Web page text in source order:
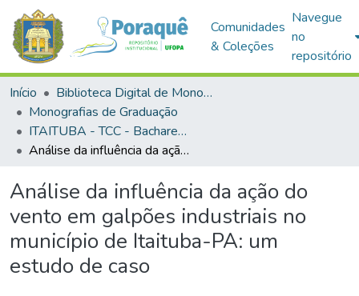
Comunidades
& Coleções
Navegue
no
repositório
Início
Biblioteca Digital de Monografias (BDM)
Monografias de Graduação
ITAITUBA - TCC - Bacharelado em Engenharia Civil
Análise da influência da ação do vento em galpões industriais no município de Itaituba-PA: um estudo de caso
Análise da influência da ação do
vento em galpões industriais no
município de Itaituba-PA: um
estudo de caso